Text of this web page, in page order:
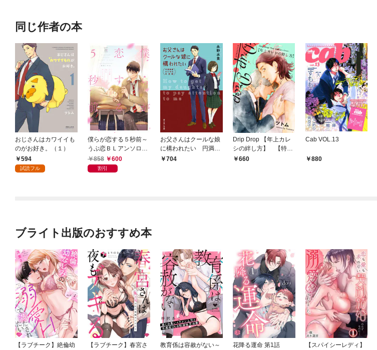
同じ作者の本
おじさんはカワイイも
のがお好き。（１）
594
試読フル
僕らが恋する５秒前～
うぶ恋ＢＬアンソロジ
ー～【電子コミック限
定特典付き】
858 600
割引
お父さんはクールな娘
に構われたい 円満家
庭のための交渉術
704
Drip Drop 【年上カレ
シの絆し方】 【特装
版限定おまけマンガ4P
660
Cab VOL.13
880
ブライト出版のおすすめ本
【ラブチーク】絶倫幼
【ラブチーク】春宮さ
教育係は容赦がない～
花降る運命 第1話
【スパイシーレディ】